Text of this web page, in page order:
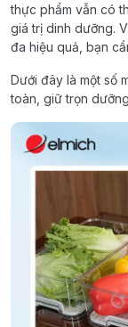
thực phẩm vẫn có
giá trị dinh dưỡng.
đa hiệu quả, bạn
Dưới đây là một số
toàn, giữ trọn